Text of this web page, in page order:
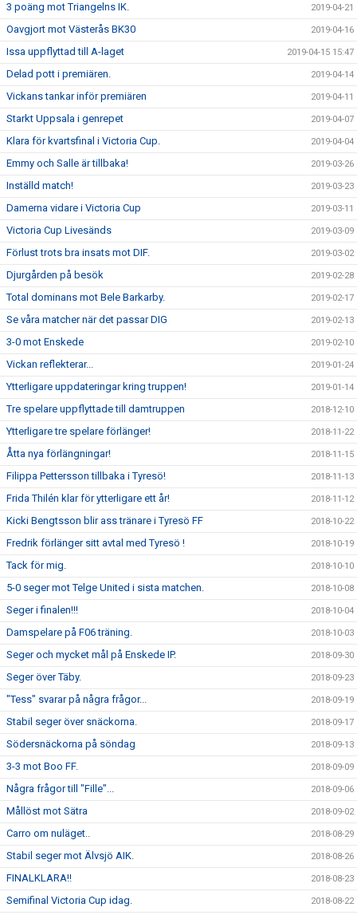
3 poäng mot Triangelns IK. 2019-04-21
Oavgjort mot Västerås BK30 2019-04-16
Issa uppflyttad till A-laget 2019-04-15 15:47
Delad pott i premiären. 2019-04-14
Vickans tankar inför premiären 2019-04-11
Starkt Uppsala i genrepet 2019-04-07
Klara för kvartsfinal i Victoria Cup. 2019-04-04
Emmy och Salle är tillbaka! 2019-03-26
Inställd match! 2019-03-23
Damerna vidare i Victoria Cup 2019-03-11
Victoria Cup Livesänds 2019-03-09
Förlust trots bra insats mot DIF. 2019-03-02
Djurgården på besök 2019-02-28
Total dominans mot Bele Barkarby. 2019-02-17
Se våra matcher när det passar DIG 2019-02-13
3-0 mot Enskede 2019-02-10
Vickan reflekterar... 2019-01-24
Ytterligare uppdateringar kring truppen! 2019-01-14
Tre spelare uppflyttade till damtruppen 2018-12-10
Ytterligare tre spelare förlänger! 2018-11-22
Åtta nya förlängningar! 2018-11-15
Filippa Pettersson tillbaka i Tyresö! 2018-11-13
Frida Thilén klar för ytterligare ett år! 2018-11-12
Kicki Bengtsson blir ass tränare i Tyresö FF 2018-10-22
Fredrik förlänger sitt avtal med Tyresö ! 2018-10-19
Tack för mig. 2018-10-10
5-0 seger mot Telge United i sista matchen. 2018-10-08
Seger i finalen!!! 2018-10-04
Damspelare på F06 träning. 2018-10-03
Seger och mycket mål på Enskede IP. 2018-09-30
Seger över Täby. 2018-09-23
"Tess" svarar på några frågor... 2018-09-19
Stabil seger över snäckorna. 2018-09-17
Södersnäckorna på söndag 2018-09-13
3-3 mot Boo FF. 2018-09-09
Några frågor till "Fille"... 2018-09-06
Mållöst mot Sätra 2018-09-02
Carro om nuläget.. 2018-08-29
Stabil seger mot Älvsjö AIK. 2018-08-26
FINALKLARA!! 2018-08-23
Semifinal Victoria Cup idag. 2018-08-22